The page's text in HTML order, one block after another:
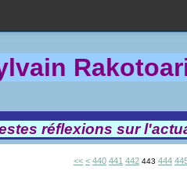
Rakotoa
réflexions sur
<< < 400
410
420
430
440 441 442 443 444